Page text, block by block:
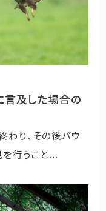
言及した場合の
わり、その後パウ
行うこと...